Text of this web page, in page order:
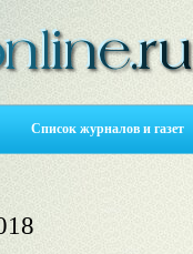
Список журналов и газет